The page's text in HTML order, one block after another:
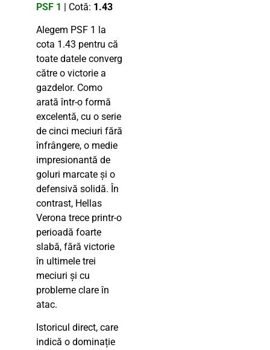
PSF 1 | Cotă: 1.43
Alegem PSF 1 la
cota 1.43 pentru că
toate datele converg
către o victorie a
gazdelor. Como
arată într-o formă
excelentă, cu o serie
de cinci meciuri fără
înfrângere, o medie
impresionantă de
goluri marcate și o
defensivă solidă. În
contrast, Hellas
Verona trece printr-o
perioadă foarte
slabă, fără victorie
în ultimele trei
meciuri și cu
probleme clare în
atac.
Istoricul direct, care
indică o dominație